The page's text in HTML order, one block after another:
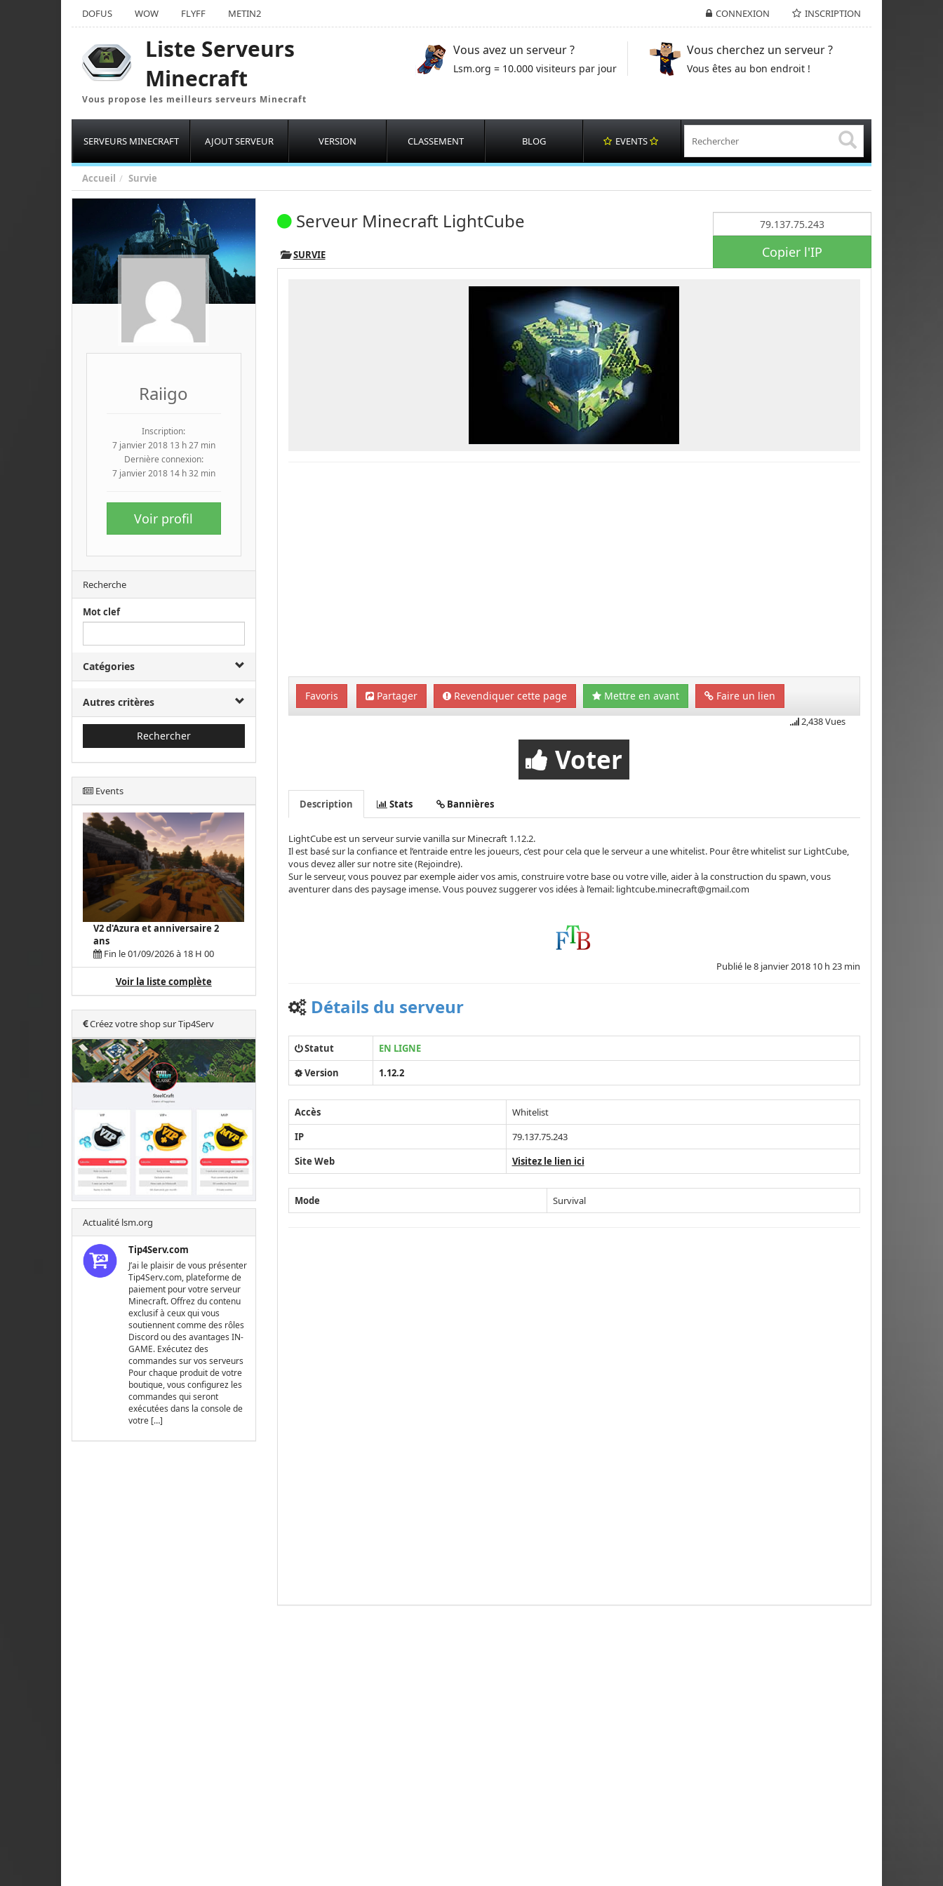
CONNEXION INSCRIPTION
DOFUS WOW FLYFF METIN2
Liste Serveurs
Minecraft
Vous propose les meilleurs serveurs Minecraft
Vous avez un serveur ?
Lsm.org = 10.000 visiteurs par jour
Vous cherchez un serveur ?
Vous êtes au bon endroit !
SERVEURS MINECRAFT AJOUT SERVEUR VERSION CLASSEMENT BLOG EVENTS
Accueil Survie
Raiigo
Inscription:
7 janvier 2018 13 h 27 min
Dernière connexion:
7 janvier 2018 14 h 32 min
Voir profil
Recherche
Mot clef
Catégories
Autres critères
Rechercher
Events
V2 d'Azura et anniversaire 2
ans
Fin le 01/09/2026 à 18 H 00
Voir la liste complète
Créez votre shop sur Tip4Serv
Actualité lsm.org
Tip4Serv.com
J’ai le plaisir de vous présenter
Tip4Serv.com, plateforme de
paiement pour votre serveur
Minecraft. Offrez du contenu
exclusif à ceux qui vous
soutiennent comme des rôles
Discord ou des avantages IN-
GAME. Exécutez des
commandes sur vos serveurs
Pour chaque produit de votre
boutique, vous configurez les
commandes qui seront
exécutées dans la console de
votre […]
Copier l'IP
Serveur Minecraft LightCube
SURVIE
Favoris Partager Revendiquer cette page Mettre en avant Faire un lien
2,438 Vues
Voter
Description Stats Bannières
LightCube est un serveur survie vanilla sur Minecraft 1.12.2.
Il est basé sur la confiance et l’entraide entre les joueurs, c’est pour cela que le serveur a une whitelist. Pour être whitelist sur LightCube,
vous devez aller sur notre site (Rejoindre).
Sur le serveur, vous pouvez par exemple aider vos amis, construire votre base ou votre ville, aider à la construction du spawn, vous
aventurer dans des paysage imense. Vous pouvez suggerer vos idées à l’email: lightcube.minecraft@gmail.com
Publié le8 janvier 2018 10 h 23 min
Détails du serveur
Statut
EN LIGNE
Version
1.12.2
Accès
Whitelist
IP
79.137.75.243
Site Web
Visitez le lien ici
Mode Survival